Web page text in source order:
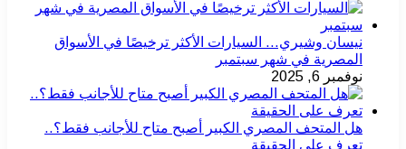
نيسان وشيري… السيارات الأكثر ترخيصًا في الأسواق
المصرية في شهر سبتمبر
نوفمبر 6, 2025
هل المتحف المصري الكبير أصبح متاح للأجانب فقط؟..
تعرف على الحقيقة